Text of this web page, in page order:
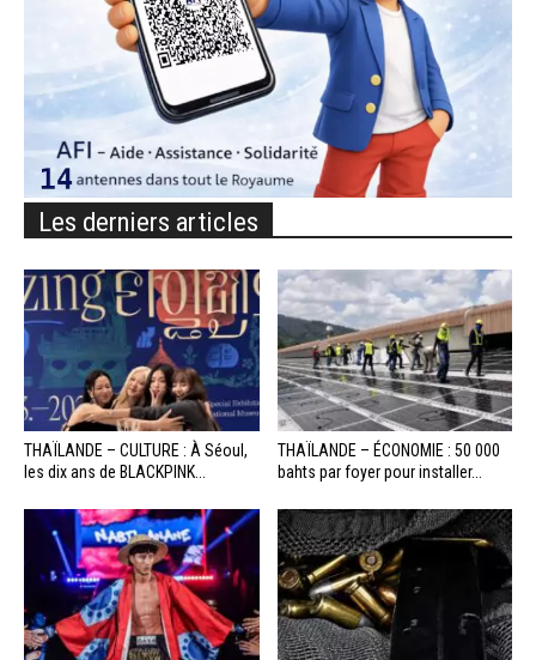
Les derniers articles
THAÏLANDE – CULTURE : À Séoul,
les dix ans de BLACKPINK...
THAÏLANDE – ÉCONOMIE : 50 000
bahts par foyer pour installer...